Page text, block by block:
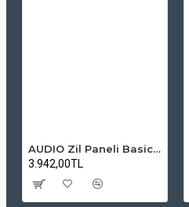
AUDIO Zil Paneli Basic Hpli Çift Buton 14'lü Sesli Apartman Diafon Kapı Paneli
3.942,00TL